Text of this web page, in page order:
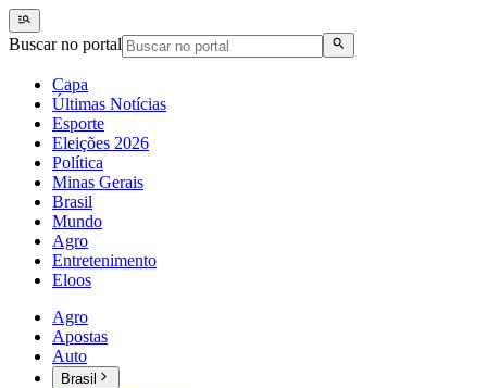
Buscar no portal
Capa
Últimas Notícias
Esporte
Eleições 2026
Política
Minas Gerais
Brasil
Mundo
Agro
Entretenimento
Eloos
Agro
Apostas
Auto
Brasil